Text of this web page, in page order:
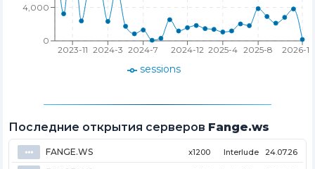
2023-11 2024-3 2024-7 2024-12 2025-4 2025-8 2026-1
0
4,000
sessions
Последние открытия серверов Fange.ws
⦁⦁⦁ FANGE.WS x1200 Interlude 24.07.26